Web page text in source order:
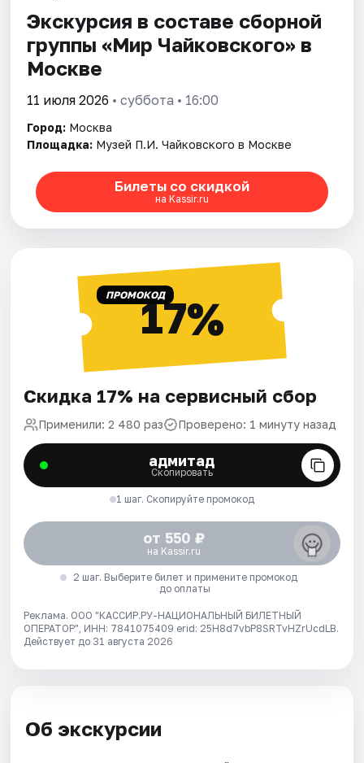
Экскурсия в составе сборной
группы «Мир Чайковского» в
Москве
11 июля 2026 • суббота • 16:00
Город: Москва
Площадка: Музей П.И. Чайковского в Москве
Билеты со скидкой
на Kassir.ru
ПРОМОКОД17%
Скидка 17% на сервисный сбор
Применили: 2 480 раз Проверено: 1 минуту назад
адмитад
Скопировать
1 шаг. Скопируйте промокод
от 550 ₽
на Kassir.ru
2 шаг. Выберите билет и примените промокод
до оплаты
Реклама. ООО "КАССИР.РУ-НАЦИОНАЛЬНЫЙ БИЛЕТНЫЙ
ОПЕРАТОР", ИНН: 7841075409 erid: 25H8d7vbP8SRTvHZrUcdLB.
Действует до 31 августа 2026
Об экскурсии